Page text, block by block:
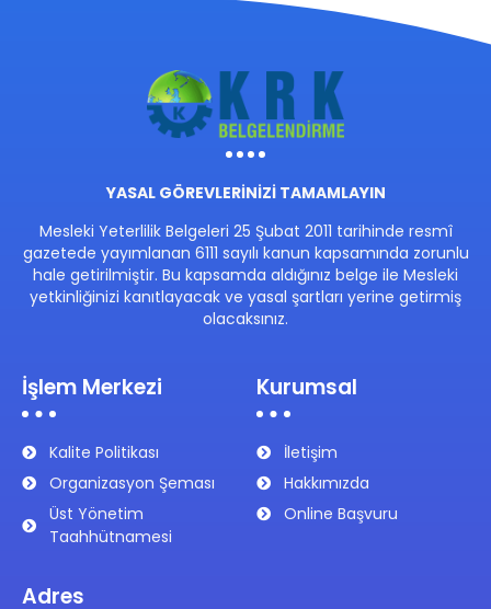
YASAL GÖREVLERİNİZİ TAMAMLAYIN
Mesleki Yeterlilik Belgeleri 25 Şubat 2011 tarihinde resmî
gazetede yayımlanan 6111 sayılı kanun kapsamında zorunlu
hale getirilmiştir. Bu kapsamda aldığınız belge ile Mesleki
yetkinliğinizi kanıtlayacak ve yasal şartları yerine getirmiş
olacaksınız.
İşlem Merkezi
Kalite Politikası
Organizasyon Şeması
Üst Yönetim
Taahhütnamesi
Kurumsal
İletişim
Hakkımızda
Online Başvuru
Adres